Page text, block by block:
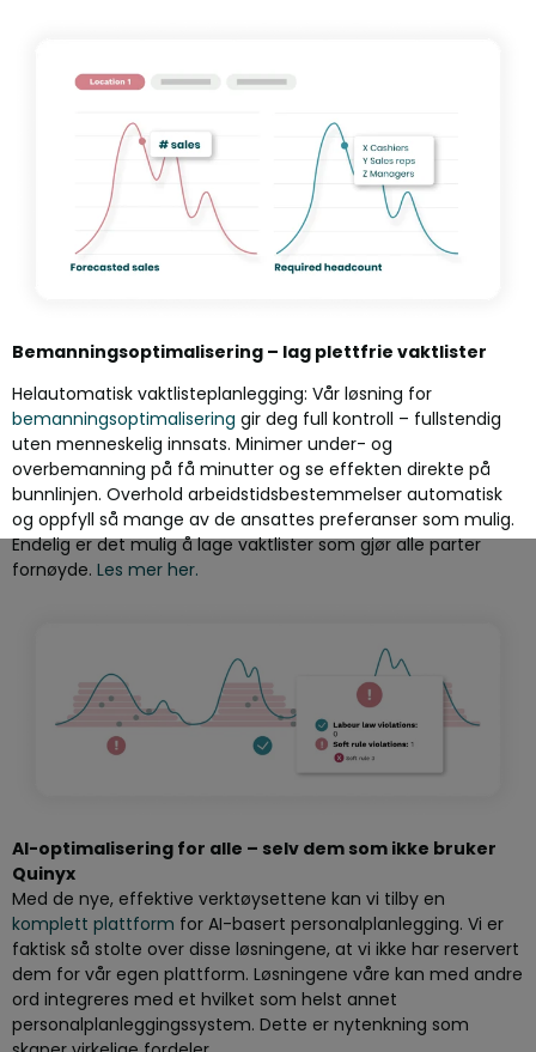
Bemanningsoptimalisering – lag plettfrie vaktlister
Helautomatisk vaktlisteplanlegging: Vår løsning for
bemanningsoptimalisering gir deg full kontroll – fullstendig
uten menneskelig innsats. Minimer under- og
overbemanning på få minutter og se effekten direkte på
bunnlinjen. Overhold arbeidstidsbestemmelser automatisk
og oppfyll så mange av de ansattes preferanser som mulig.
Endelig er det mulig å lage vaktlister som gjør alle parter
fornøyde. Les mer her.
AI-optimalisering for alle – selv dem som ikke bruker
Quinyx
Med de nye, effektive verktøysettene kan vi tilby en
komplett plattform for AI-basert personalplanlegging. Vi er
faktisk så stolte over disse løsningene, at vi ikke har reservert
dem for vår egen plattform. Løsningene våre kan med andre
ord integreres med et hvilket som helst annet
personalplanleggingssystem. Dette er nytenkning som